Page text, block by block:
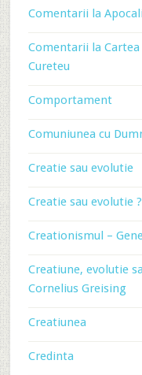
Comentarii la
Comentarii la
Cureteu
Comportament
Comuniunea cu
Creatie sau evolutie
Creatie sau evolutie
Creationismul –
Creatiune, evolutie
Cornelius Greising
Creatiunea
Credinta